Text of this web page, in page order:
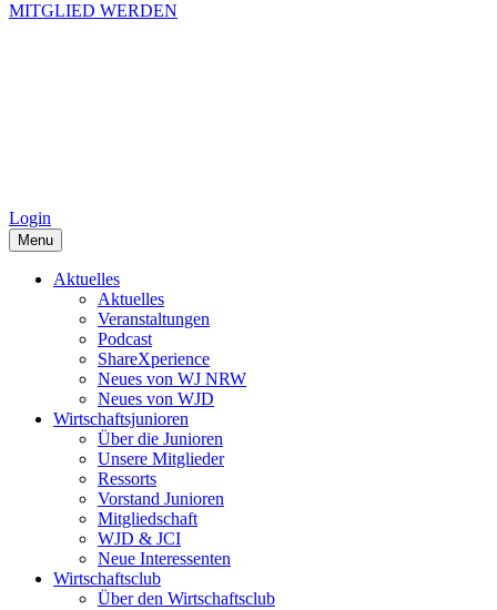
MITGLIED WERDEN
Login
Menu
Aktuelles
Aktuelles
Veranstaltungen
Podcast
ShareXperience
Neues von WJ NRW
Neues von WJD
Wirtschaftsjunioren
Über die Junioren
Unsere Mitglieder
Ressorts
Vorstand Junioren
Mitgliedschaft
WJD & JCI
Neue Interessenten
Wirtschaftsclub
Über den Wirtschaftsclub